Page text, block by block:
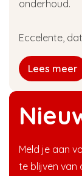
Meld je aan
te blijven van
onderhoud.
Eccelente,
Lees meer